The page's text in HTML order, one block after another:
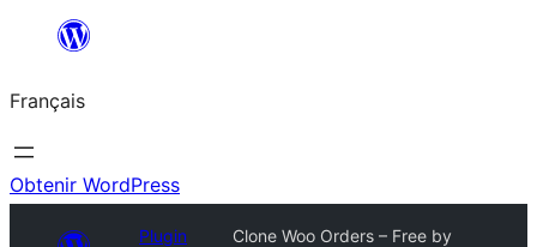
contenu
Français
Obtenir WordPress
Plugin
Clone Woo Orders – Free by